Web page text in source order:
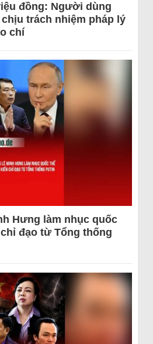
đồng: Người dùng
trách nhiệm pháp lý
chí
Hưng làm nhục quốc
đạo từ Tổng thống